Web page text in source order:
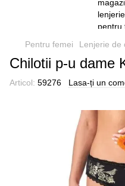
Pentru femei Lenjerie de
Chilotii p-u dame
Articol: 59276 Lasa-ți un